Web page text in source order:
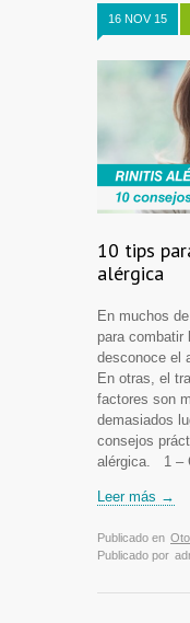
16 NOV 15
10 tips
alérgica
En muchos
para combatir
desconoce el
En otras, el
factores son
demasiados
consejos
alérgica. 1 –
Leer más →
Publicado en
Publicado por